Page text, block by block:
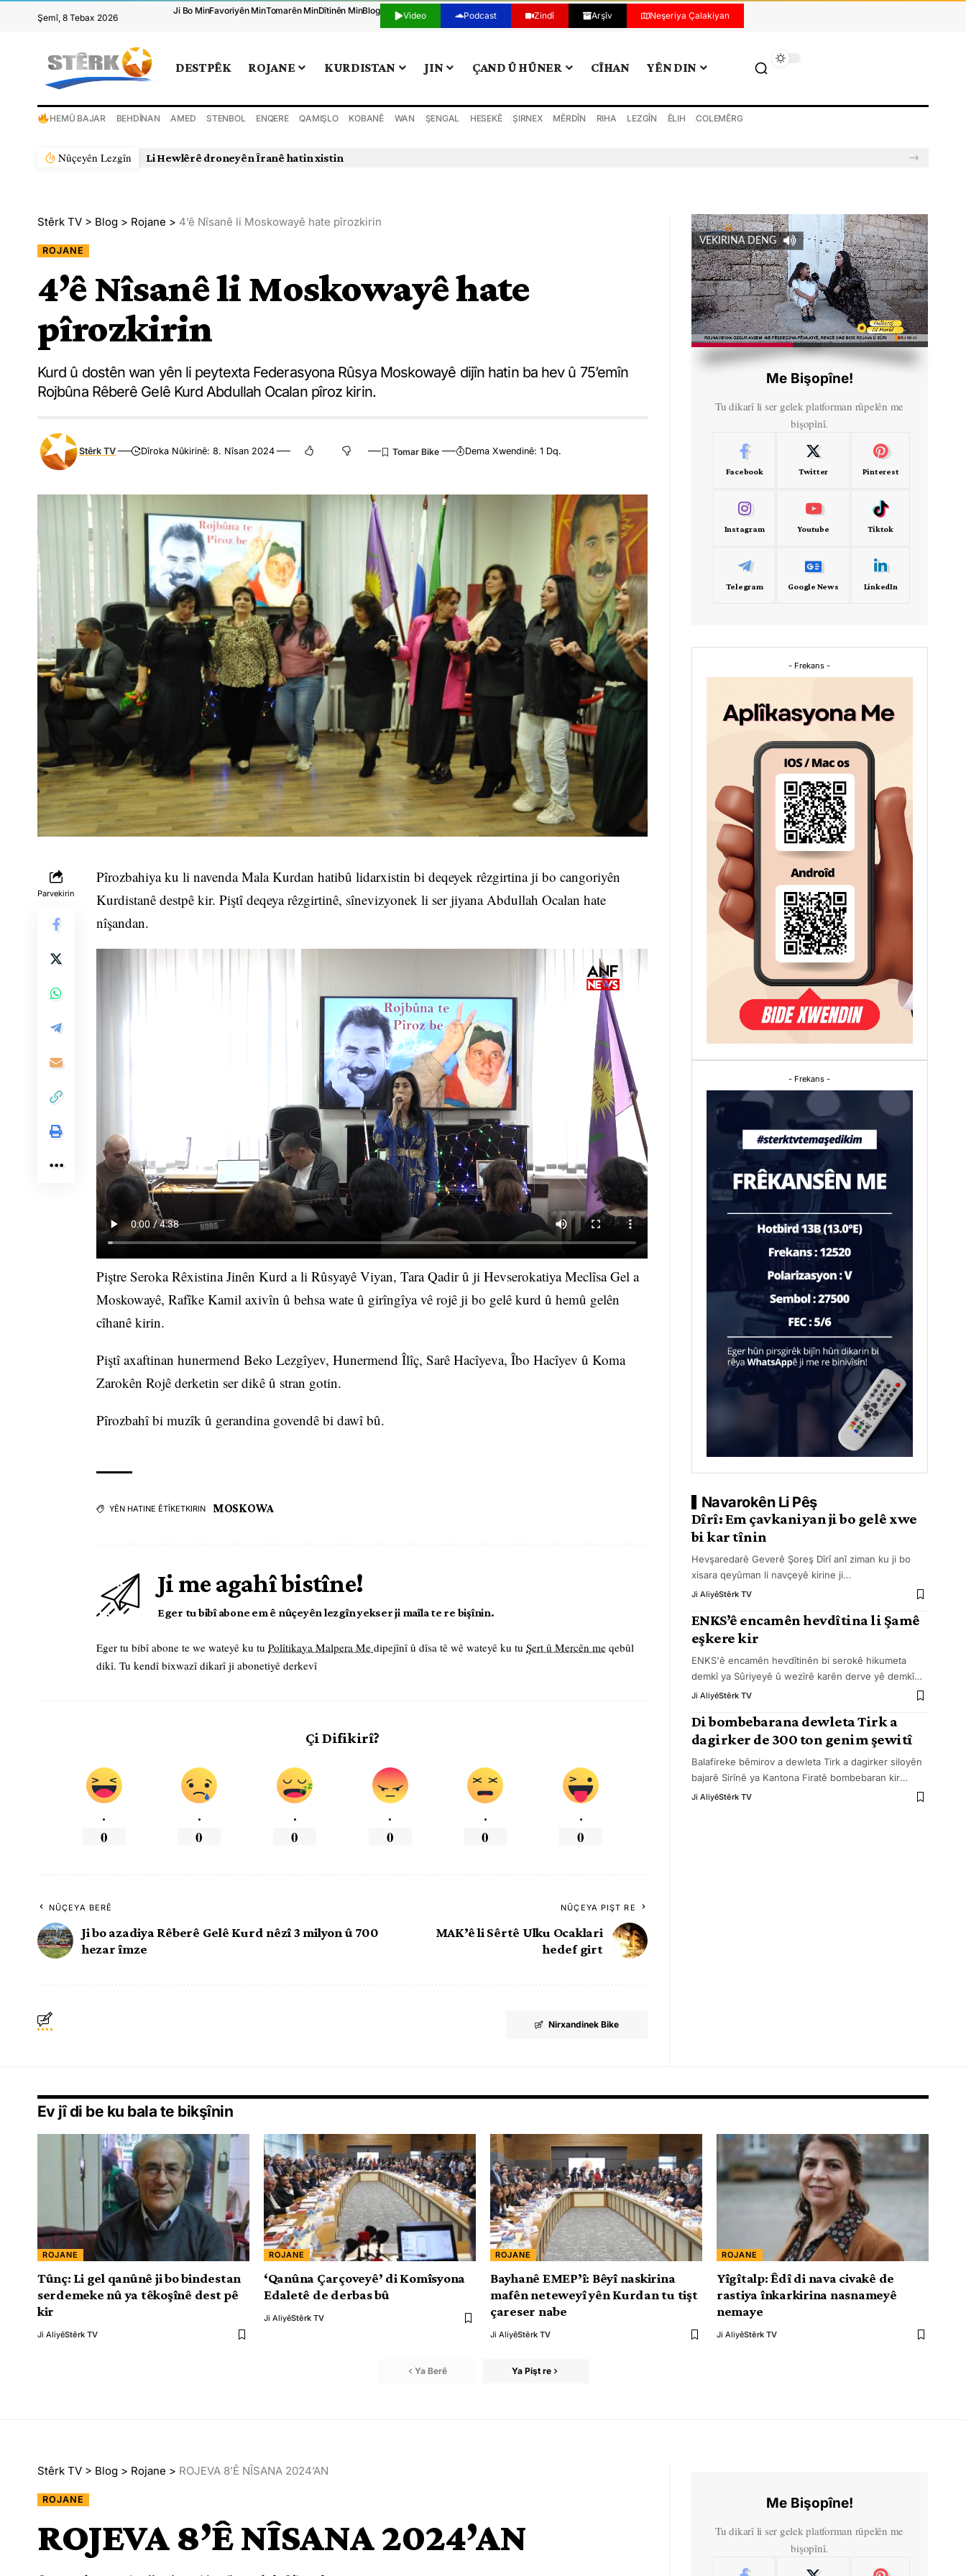
Şemî, 8 Tebax 2026
Ji Bo MinFavoriyên MinTomarên MinDîtinên MinBlog Video Podcast Zindî Arşîv Neşeriya Çalakiyan
DESTPÊK ROJANE KURDISTAN JIN ÇAND Û HÛNER CÎHAN YÊN DIN
HEMÛ BAJAR BEHDÎNAN AMED STENBOL ENQERE QAMIŞLO KOBANÊ WAN ŞENGAL HESEKÊ ŞIRNEX MÊRDÎN RIHA LEZGÎN ÊLIH COLEMÊRG
Nûçeyên Lezgîn Li Hewlêrê droneyên Îranê hatin xistin
Stêrk TV > Blog > Rojane > 4’ê Nîsanê li Moskowayê hate pîrozkirin
ROJANE
4’ê Nîsanê li Moskowayê hate
pîrozkirin
Kurd û dostên wan yên li peytexta Federasyona Rûsya Moskowayê dijîn hatin ba hev û 75’emîn
Rojbûna Rêberê Gelê Kurd Abdullah Ocalan pîroz kirin.
Stêrk TV Dîroka Nûkirinê: 8. Nîsan 2024 Dema Xwendinê: 1 Dq.
Parvekirin
Pîrozbahiya ku li navenda Mala Kurdan hatibû lidarxistin bi deqeyek rêzgirtina ji bo cangoriyên
Kurdistanê destpê kir. Piştî deqeya rêzgirtinê, sînevizyonek li ser jiyana Abdullah Ocalan hate
nîşandan.
Piştre Seroka Rêxistina Jinên Kurd a li Rûsyayê Viyan, Tara Qadir û ji Hevserokatiya Meclîsa Gel a
Moskowayê, Rafîke Kamil axivîn û behsa wate û girîngîya vê rojê ji bo gelê kurd û hemû gelên
cîhanê kirin.
Piştî axaftinan hunermend Beko Lezgîyev, Hunermend Îlîç, Sarê Hacîyeva, Îbo Hacîyev û Koma
Zarokên Rojê derketin ser dikê û stran gotin.
Pîrozbahî bi muzîk û gerandina govendê bi dawî bû.
YÊN HATINE ÊTÎKETKIRIN MOSKOWA
Ji me agahî bistîne!
Eger tu bibî abone em ê nûçeyên lezgîn yekser ji maîla te re bişînin.
Eger tu bibî abone te we wateyê ku tu Polîtikaya Malpera Me dipejînî û dîsa tê wê wateyê ku tu Şert û Mercên me qebûl
dikî. Tu kendî bixwazî dikarî ji abonetiyê derkevî
Çi Difikirî?
.
0
.
0
.
0
.
0
.
0
.
0
NÛÇEYA BERÊ
Ji bo azadiya Rêberê Gelê Kurd nêzî 3 milyon û 700
hezar îmze
NÛÇEYA PIŞT RE
MAK’ê li Sêrtê Ulku Ocaklari
hedef girt
Nirxandinek Bike
VEKIRINA DENG
Me Bişopîne!
Tu dikarî li ser gelek platforman rûpelên me
bişopînî.
Facebook Twitter Pinterest
Instagram Youtube Tiktok
Telegram Google News LinkedIn
- Frekans -
- Frekans -
Navarokên Li Pêş
Dîrî: Em çavkaniyan ji bo gelê xwe
bi kar tînin
Hevşaredarê Geverê Şoreş Dîrî anî ziman ku ji bo
xisara qeyûman li navçeyê kirine ji…
Ji AliyêStêrk TV
ENKS’ê encamên hevdîtina li Şamê
eşkere kir
ENKS'ê encamên hevdîtinên bi serokê hikumeta
demkî ya Sûriyeyê û wezîrê karên derve yê demkî…
Ji AliyêStêrk TV
Di bombebarana dewleta Tirk a
dagirker de 300 ton genim şewitî
Balafireke bêmirov a dewleta Tirk a dagirker siloyên
bajarê Sirînê ya Kantona Firatê bombebaran kir…
Ji AliyêStêrk TV
Ev jî di be ku bala te bikşînin
ROJANE
Tûnç: Li gel qanûnê ji bo bindestan
serdemeke nû ya têkoşînê dest pê
kir
Ji AliyêStêrk TV
ROJANE
‘Qanûna Çarçoveyê’ di Komîsyona
Edaletê de derbas bû
Ji AliyêStêrk TV
ROJANE
Bayhanê EMEP’î: Bêyî naskirina
mafên neteweyî yên Kurdan tu tişt
çareser nabe
Ji AliyêStêrk TV
ROJANE
Yîgîtalp: Êdî di nava civakê de
rastiya înkarkirina nasnameyê
nemaye
Ji AliyêStêrk TV
Ya Berê Ya Pişt re
Stêrk TV > Blog > Rojane > ROJEVA 8’Ê NÎSANA 2024’AN
ROJANE
ROJEVA 8’Ê NÎSANA 2024’AN
Me Bişopîne!
Tu dikarî li ser gelek platforman rûpelên me
bişopînî.